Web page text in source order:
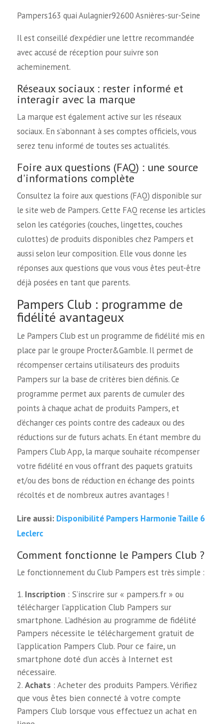
Pampers163 quai Aulagnier92600 Asnières-sur-Seine
Il est conseillé d’expédier une lettre recommandée
avec accusé de réception pour suivre son
acheminement.
Réseaux sociaux : rester informé et
interagir avec la marque
La marque est également active sur les réseaux
sociaux. En s’abonnant à ses comptes officiels, vous
serez tenu informé de toutes ses actualités.
Foire aux questions (FAQ) : une source
d'informations complète
Consultez la foire aux questions (FAQ) disponible sur
le site web de Pampers. Cette FAQ recense les articles
selon les catégories (couches, lingettes, couches
culottes) de produits disponibles chez Pampers et
aussi selon leur composition. Elle vous donne les
réponses aux questions que vous vous êtes peut-être
déjà posées en tant que parents.
Pampers Club : programme de
fidélité avantageux
Le Pampers Club est un programme de fidélité mis en
place par le groupe Procter&Gamble. Il permet de
récompenser certains utilisateurs des produits
Pampers sur la base de critères bien définis. Ce
programme permet aux parents de cumuler des
points à chaque achat de produits Pampers, et
d’échanger ces points contre des cadeaux ou des
réductions sur de futurs achats. En étant membre du
Pampers Club App, la marque souhaite récompenser
votre fidélité en vous offrant des paquets gratuits
et/ou des bons de réduction en échange des points
récoltés et de nombreux autres avantages !
Lire aussi: Disponibilité Pampers Harmonie Taille 6
Leclerc
Comment fonctionne le Pampers Club ?
Le fonctionnement du Club Pampers est très simple :
Inscription: S’inscrire sur « pampers.fr » ou
télécharger l’application Club Pampers sur
smartphone. L’adhésion au programme de fidélité
Pampers nécessite le téléchargement gratuit de
l’application Pampers Club. Pour ce faire, un
smartphone doté d’un accès à Internet est
nécessaire.
Achats: Acheter des produits Pampers. Vérifiez
que vous êtes bien connecté à votre compte
Pampers Club lorsque vous effectuez un achat en